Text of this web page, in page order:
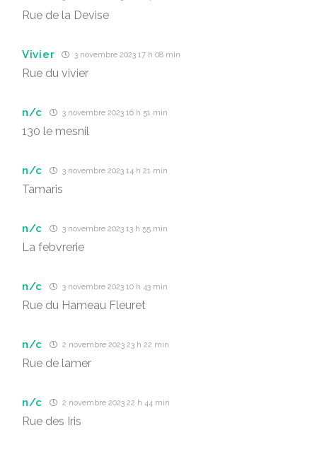
Rue de la Devise
Vivier 3 novembre 2023 17 h 08 min
Rue du vivier
n/c 3 novembre 2023 16 h 51 min
130 le mesnil
n/c 3 novembre 2023 14 h 21 min
Tamaris
n/c 3 novembre 2023 13 h 55 min
La febvrerie
n/c 3 novembre 2023 10 h 43 min
Rue du Hameau Fleuret
n/c 2 novembre 2023 23 h 22 min
Rue de lamer
n/c 2 novembre 2023 22 h 44 min
Rue des Iris